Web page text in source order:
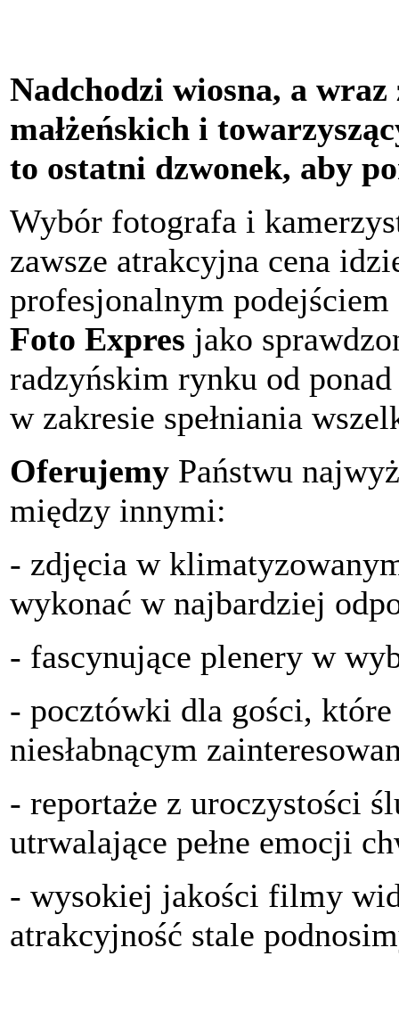
Nadchodzi wiosna, a
małżeńskich i
to ostatni dzwonek, aby
Wybór fotografa i
zawsze atrakcyjna cena
profesjonalnym
Foto Expres jako
radzyńskim rynku od
w zakresie spełniania
Oferujemy Państwu
między innymi:
- zdjęcia w
wykonać w najbardziej
- fascynujące plenery w
- pocztówki dla gości,
niesłabnącym
- reportaże z uroczystości
utrwalające pełne emocji
- wysokiej jakości filmy
atrakcyjność stale